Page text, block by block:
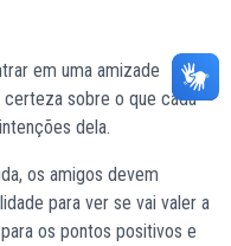
em uma amizade
sobre o que cada
dela.
os amigos devem
para ver se vai valer a
os pontos positivos e